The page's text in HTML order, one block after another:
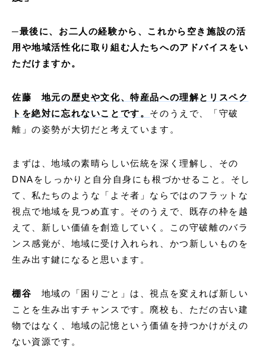
─最後に、お二人の経験から、これから空き施設の活
用や地域活性化に取り組む人たちへのアドバイスをい
ただけますか。
佐藤
地元の歴史や文化、特産品への理解とリスペク
トを絶対に忘れないことです。 そのうえで、「守破
離」の姿勢が大切だと考えています。
まずは、地域の素晴らしい伝統を深く理解し、その
DNAをしっかりと自分自身にも根づかせること。そし
て、私たちのような「よそ者」ならではのフラットな
視点で地域を見つめ直す。そのうえで、既存の枠を越
えて、新しい価値を創造していく。この守破離のバラ
ンス感覚が、地域に受け入れられ、かつ新しいものを
生み出す鍵になると思います。
棚谷
地域の「困りごと」は、視点を変えれば新しい
ことを生み出すチャンスです。廃校も、ただの古い建
物ではなく、地域の記憶という価値を持つかけがえの
ない資源です。